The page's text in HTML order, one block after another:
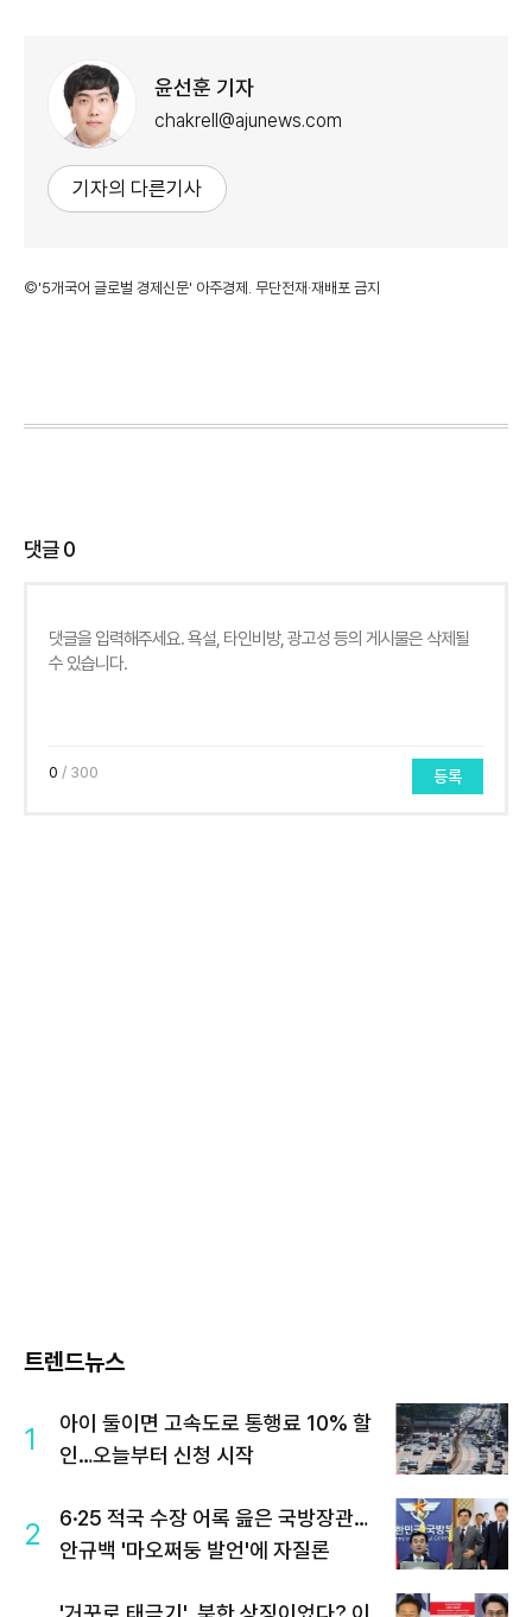
윤선훈 기자
chakrell@ajunews.com
기자의 다른기사
©'5개국어 글로벌 경제신문' 아주경제. 무단전재·재배포 금지
댓글0
0 / 300 등록
트렌드뉴스
1
아이 둘이면 고속도로 통행료 10% 할
인…오늘부터 신청 시작
2
6·25 적국 수장 어록 읊은 국방장관…
안규백 '마오쩌둥 발언'에 자질론